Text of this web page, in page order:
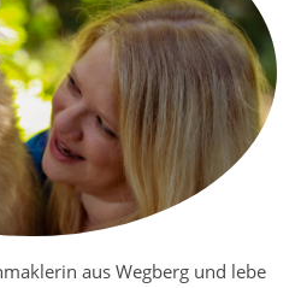
aus Wegberg und lebe